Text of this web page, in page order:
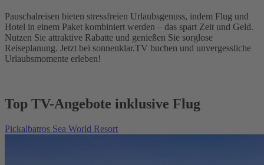
Pauschalreisen bieten stressfreien Urlaubsgenuss, indem Flug und
Hotel in einem Paket kombiniert werden – das spart Zeit und Geld.
Nutzen Sie attraktive Rabatte und genießen Sie sorglose
Reiseplanung. Jetzt bei sonnenklar.TV buchen und unvergessliche
Urlaubsmomente erleben!
Top TV-Angebote inklusive Flug
Pickalbatros Sea World Resort